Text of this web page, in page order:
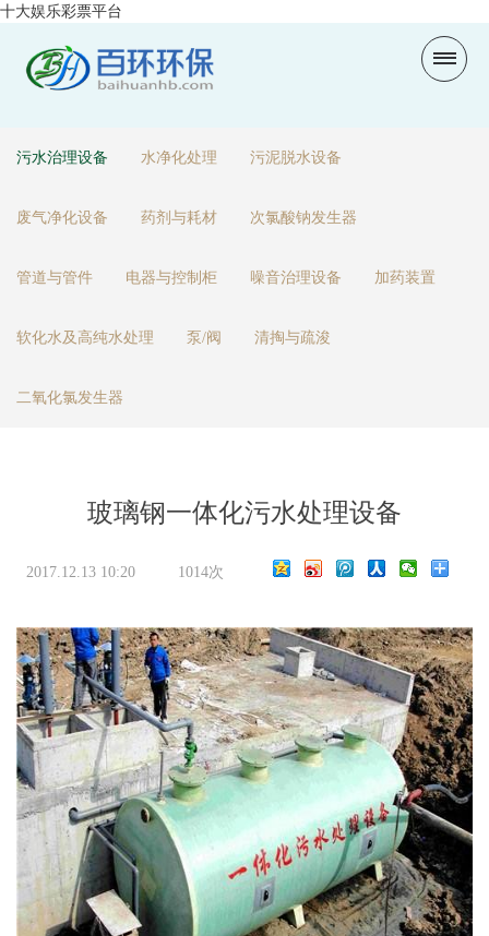
十大娱乐彩票平台
污水治理设备 水净化处理 污泥脱水设备
废气净化设备 药剂与耗材 次氯酸钠发生器
管道与管件 电器与控制柜 噪音治理设备 加药装置
软化水及高纯水处理 泵/阀 清掏与疏浚
二氧化氯发生器
玻璃钢一体化污水处理设备
2017.12.13 10:20 1014次